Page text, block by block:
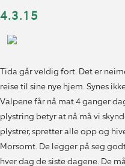
4.3.15
Tida går veldig fort. Det er
reise til sine nye hjem. Synes
Valpene får nå mat 4 ganger
plystring betyr at nå må vi
plystrer, spretter alle opp og
Morsomt. De legger på seg
hver dag de siste dagene. De